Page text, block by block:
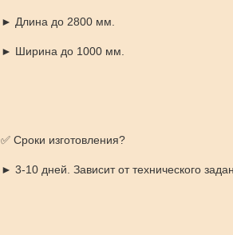
► Длина до 2800 мм.
► Ширина до 1000 мм.
✅ Сроки изготовления?
► 3-10 дней. Зависит от технического